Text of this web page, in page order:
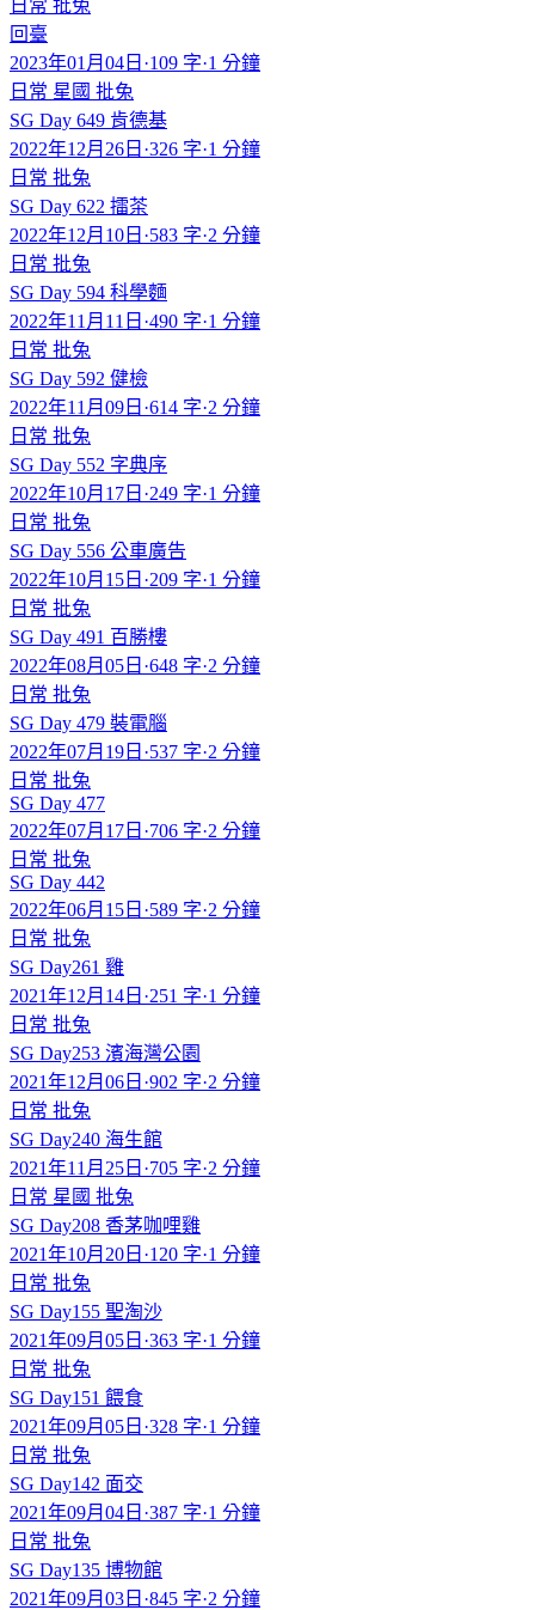
日常 批兔
回臺
2023年01月04日 ·109 字·1 分鐘
日常 星國 批兔
SG Day 649 肯德基
2022年12月26日 ·326 字·1 分鐘
日常 批兔
SG Day 622 擂茶
2022年12月10日 ·583 字·2 分鐘
日常 批兔
SG Day 594 科學麵
2022年11月11日 ·490 字·1 分鐘
日常 批兔
SG Day 592 健檢
2022年11月09日 ·614 字·2 分鐘
日常 批兔
SG Day 552 字典序
2022年10月17日 ·249 字·1 分鐘
日常 批兔
SG Day 556 公車廣告
2022年10月15日 ·209 字·1 分鐘
日常 批兔
SG Day 491 百勝樓
2022年08月05日 ·648 字·2 分鐘
日常 批兔
SG Day 479 裝電腦
2022年07月19日 ·537 字·2 分鐘
日常 批兔
SG Day 477
2022年07月17日 ·706 字·2 分鐘
日常 批兔
SG Day 442
2022年06月15日 ·589 字·2 分鐘
日常 批兔
SG Day261 雞
2021年12月14日 ·251 字·1 分鐘
日常 批兔
SG Day253 濱海灣公園
2021年12月06日 ·902 字·2 分鐘
日常 批兔
SG Day240 海生館
2021年11月25日 ·705 字·2 分鐘
日常 星國 批兔
SG Day208 香茅咖哩雞
2021年10月20日 ·120 字·1 分鐘
日常 批兔
SG Day155 聖淘沙
2021年09月05日 ·363 字·1 分鐘
日常 批兔
SG Day151 餵食
2021年09月05日 ·328 字·1 分鐘
日常 批兔
SG Day142 面交
2021年09月04日 ·387 字·1 分鐘
日常 批兔
SG Day135 博物館
2021年09月03日 ·845 字·2 分鐘